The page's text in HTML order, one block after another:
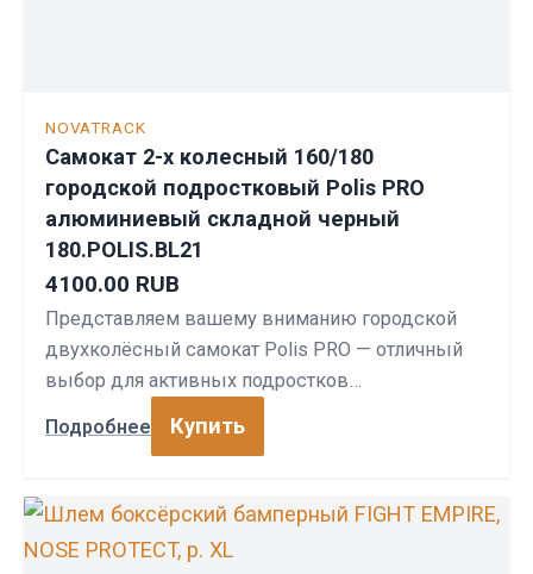
NOVATRACK
Самокат 2-х колесный 160/180
городской подростковый Polis PRO
алюминиевый складной черный
180.POLIS.BL21
4100.00 RUB
Представляем вашему вниманию городской
двухколёсный самокат Polis PRO — отличный
выбор для активных подростков…
Подробнее Купить